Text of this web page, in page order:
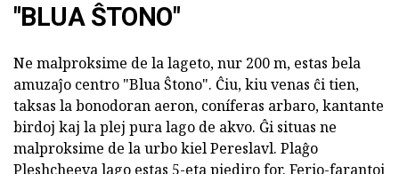
"BLUA ŜTONO"
Ne malproksime de la lageto, nur 200 m, estas bela
amuzaĵo centro "Blua Ŝtono". Ĉiu, kiu venas ĉi tien,
taksas la bonodoran aeron, coníferas arbaro, kantante
birdoj kaj la plej pura lago de akvo. Ĝi situas ne
malproksime de la urbo kiel Pereslavl. Plaĝo
Pleshcheeva lago estas 5-eta piediro for. Ferio-farantoj